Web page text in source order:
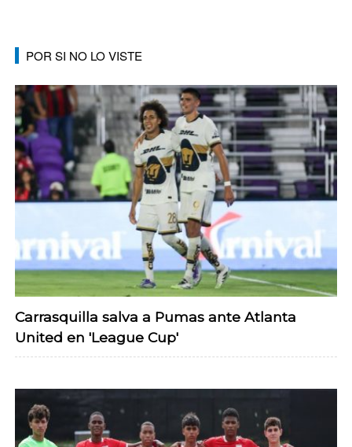
POR SI NO LO VISTE
Carrasquilla salva a Pumas ante Atlanta
United en 'League Cup'